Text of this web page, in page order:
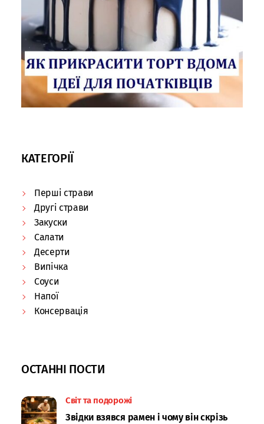
КАТЕГОРІЇ
Перші страви
Другі страви
Закуски
Салати
Десерти
Випічка
Соуси
Напої
Консервація
ОСТАННІ ПОСТИ
Світ та подорожі
Звідки взявся рамен і чому він скрізь